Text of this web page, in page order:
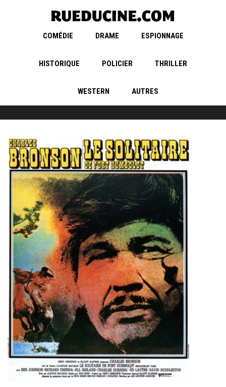
COMÉDIE DRAME ESPIONNAGE
HISTORIQUE POLICIER THRILLER
WESTERN AUTRES